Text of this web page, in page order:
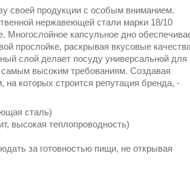
своей продукции с особым вниманием.
нержавеющей стали марки 18/10
Многослойное капсульное дно
прослойке, раскрывая вкусовые
слой делает посуду универсальной для
высоким требованиям. Создавая
которых строится репутация бренда, -
сталь)
высокая теплопроводность)
за готовностью пищи, не открывая